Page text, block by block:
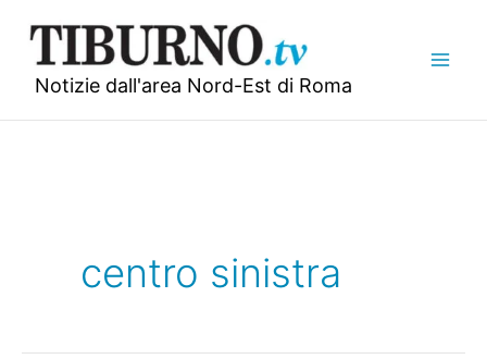
contenuto
Notizie dall'area Nord-Est di Roma
centro sinistra